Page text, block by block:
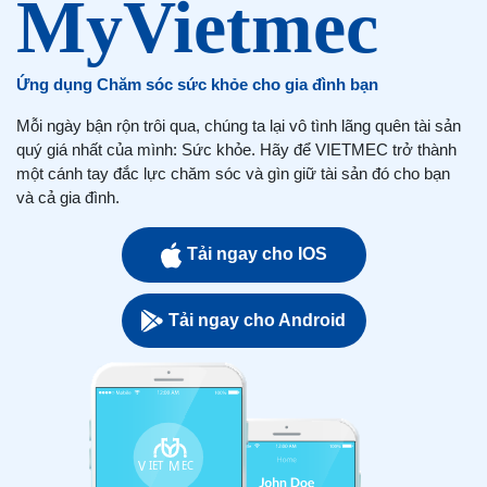
Ứng dụng Chăm sóc sức khỏe cho gia đình bạn
Mỗi ngày bận rộn trôi qua, chúng ta lại vô tình lãng quên tài sản
quý giá nhất của mình: Sức khỏe. Hãy để VIETMEC trở thành
một cánh tay đắc lực chăm sóc và gìn giữ tài sản đó cho bạn
và cả gia đình.
Tải ngay cho IOS
Tải ngay cho Android